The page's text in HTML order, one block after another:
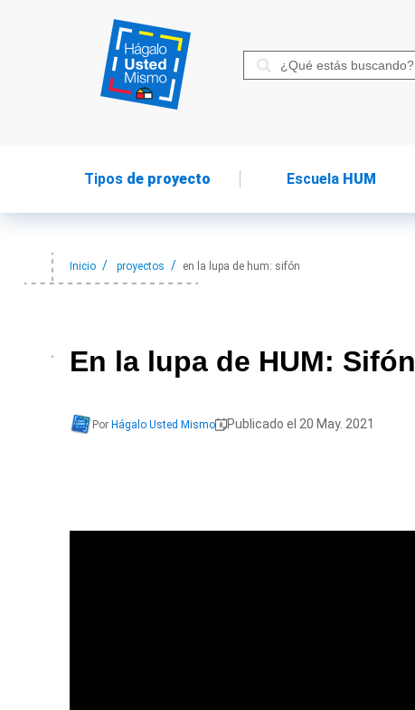
Tipos de proyecto Escuela HUM
Inicio proyectos en la lupa de hum: sifón
En la lupa de HUM: Sifón
Por Hágalo Usted Mismo Publicado el 20 May. 2021